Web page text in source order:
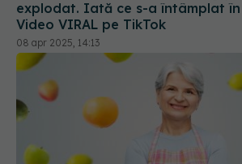
08 apr 2025, 14:13